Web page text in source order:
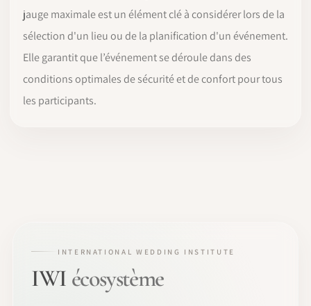
jauge maximale est un élément clé à considérer lors de la
sélection d'un lieu ou de la planification d'un événement.
Elle garantit que l’événement se déroule dans des
conditions optimales de sécurité et de confort pour tous
les participants.
INTERNATIONAL WEDDING INSTITUTE
IWI écosystème